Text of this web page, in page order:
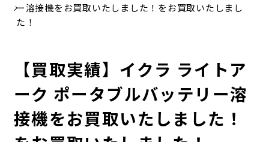
ー溶接機をお買取いたしました！をお買取いたしまし
た！
【買取実績】イクラ ライトア
ーク ポータブルバッテリー溶
接機をお買取いたしました！